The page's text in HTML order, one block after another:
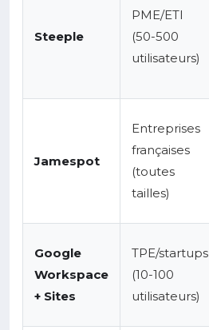
Steeple
PME/ETI
(50-500
utilisateurs)
Jamespot
Entreprises
françaises
(toutes
tailles)
Google
Workspace
+ Sites
TPE/startups
(10-100
utilisateurs)